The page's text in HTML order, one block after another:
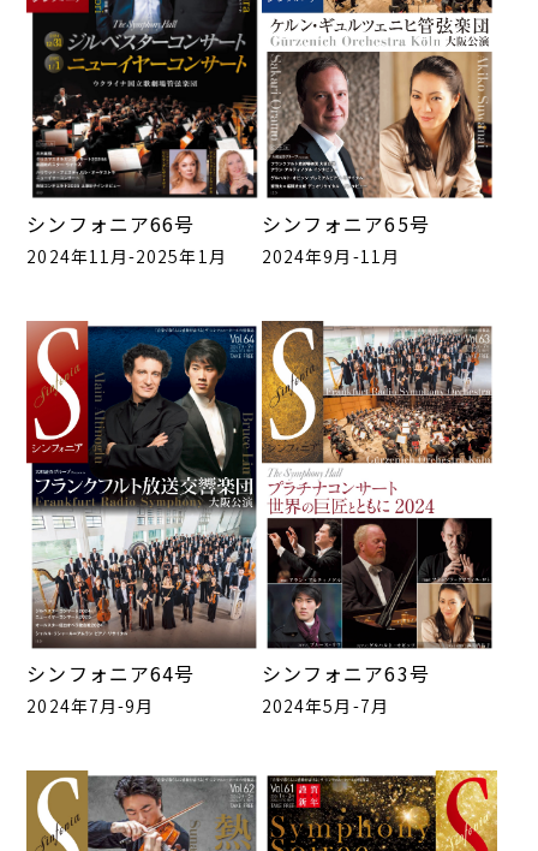
シンフォニア66号
2024年11月-2025年1月
シンフォニア65号
2024年9月-11月
シンフォニア64号
2024年7月-9月
シンフォニア63号
2024年5月-7月